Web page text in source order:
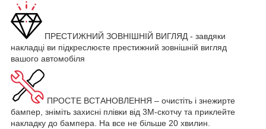
ПРЕСТИЖНИЙ ЗОВНІШНІЙ ВИГЛЯД - завдяки
накладці ви підкреслюєте престижний зовнішній вигляд
вашого автомобіля
ПРОСТЕ ВСТАНОВЛЕННЯ – очистіть і знежирте
бампер, зніміть захисні плівки від 3М-скотчу та приклейте
накладку до бампера. На все не більше 20 хвилин.